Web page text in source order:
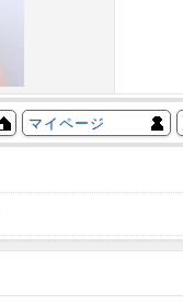
マイページ